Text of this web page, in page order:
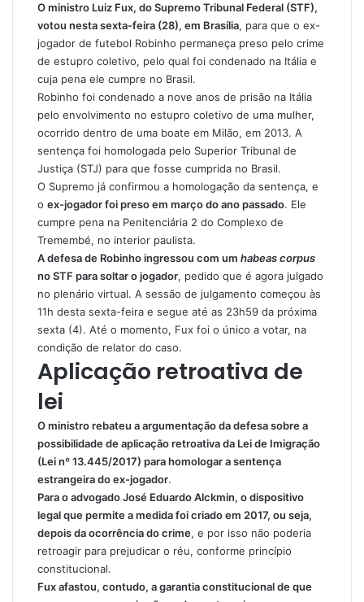
O ministro Luiz Fux, do Supremo Tribunal Federal (STF),
votou nesta sexta-feira (28), em Brasília, para que o ex-
jogador de futebol Robinho permaneça preso pelo crime
de estupro coletivo, pelo qual foi condenado na Itália e
cuja pena ele cumpre no Brasil.
Robinho foi condenado a nove anos de prisão na Itália
pelo envolvimento no estupro coletivo de uma mulher,
ocorrido dentro de uma boate em Milão, em 2013. A
sentença foi homologada pelo Superior Tribunal de
Justiça (STJ) para que fosse cumprida no Brasil.
O Supremo já confirmou a homologação da sentença, e
o ex-jogador foi preso em março do ano passado. Ele
cumpre pena na Penitenciária 2 do Complexo de
Tremembé, no interior paulista.
A defesa de Robinho ingressou com um habeas corpus
no STF para soltar o jogador, pedido que é agora julgado
no plenário virtual. A sessão de julgamento começou às
11h desta sexta-feira e segue até as 23h59 da próxima
sexta (4). Até o momento, Fux foi o único a votar, na
condição de relator do caso.
Aplicação retroativa de
lei
O ministro rebateu a argumentação da defesa sobre a
possibilidade de aplicação retroativa da Lei de Imigração
(Lei nº 13.445/2017) para homologar a sentença
estrangeira do ex-jogador.
Para o advogado José Eduardo Alckmin, o dispositivo
legal que permite a medida foi criado em 2017, ou seja,
depois da ocorrência do crime, e por isso não poderia
retroagir para prejudicar o réu, conforme princípio
constitucional.
Fux afastou, contudo, a garantia constitucional de que